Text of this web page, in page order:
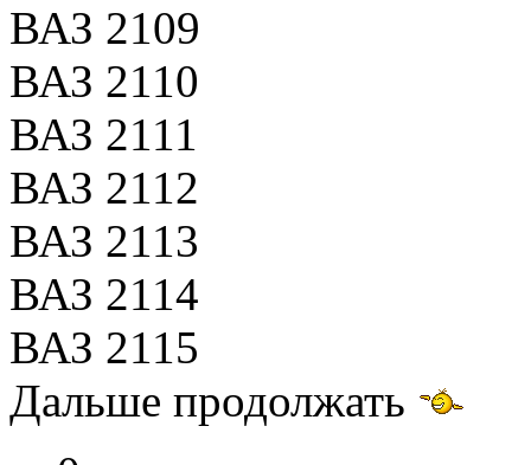
ВАЗ 2109
ВАЗ 2110
ВАЗ 2111
ВАЗ 2112
ВАЗ 2113
ВАЗ 2114
ВАЗ 2115
Дальше продолжать